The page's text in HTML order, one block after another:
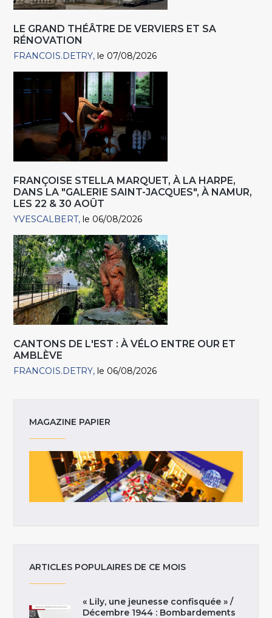
LE GRAND THÉÂTRE DE VERVIERS ET SA
RÉNOVATION
FRANCOIS.DETRY le 07/08/2026
FRANÇOISE STELLA MARQUET, À LA HARPE,
DANS LA "GALERIE SAINT-JACQUES", À NAMUR,
LES 22 & 30 AOÛT
YVESCALBERT le 06/08/2026
CANTONS DE L'EST : À VÉLO ENTRE OUR ET
AMBLÈVE
FRANCOIS.DETRY le 06/08/2026
MAGAZINE PAPIER
ARTICLES POPULAIRES DE CE MOIS
« Lily, une jeunesse confisquée » /
Décembre 1944 : Bombardements